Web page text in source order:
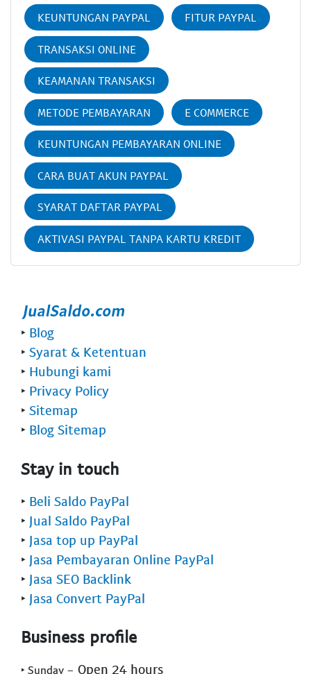
KEUNTUNGAN PAYPAL FITUR PAYPAL
TRANSAKSI ONLINE
KEAMANAN TRANSAKSI
METODE PEMBAYARAN E COMMERCE
KEUNTUNGAN PEMBAYARAN ONLINE
CARA BUAT AKUN PAYPAL
SYARAT DAFTAR PAYPAL
AKTIVASI PAYPAL TANPA KARTU KREDIT
‣ Blog
‣ Syarat & Ketentuan
‣ Hubungi kami
‣ Privacy Policy
‣ Sitemap
‣ Blog Sitemap
Stay in touch
‣ Beli Saldo PayPal
‣ Jual Saldo PayPal
‣ Jasa top up PayPal
‣ Jasa Pembayaran Online PayPal
‣ Jasa SEO Backlink
‣ Jasa Convert PayPal
Business profile
‣ Sunday - Open 24 hours